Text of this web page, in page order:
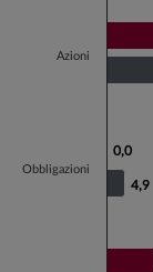
View as data
0,0
0,0
4,9
4,9
Azioni
Obbligazioni